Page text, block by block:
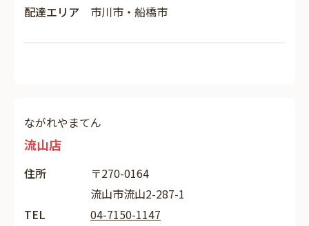
配達エリア 市川市・船橋市
ながれやまてん
流山店
住所
〒270-0164
流山市流山2-287-1
TEL
04-7150-1147